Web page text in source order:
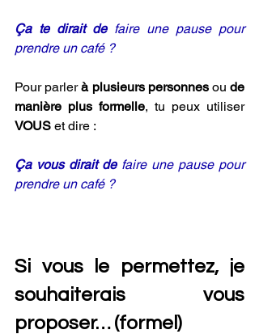
Ça te dirait de faire une pause pour
prendre un café ?
Pour parler à plusieurs personnes ou de
manière plus formelle
, tu peux utiliser
VOUS et dire :
Ça vous dirait de faire une pause pour
prendre un café ?
Si vous le permettez, je
souhaiterais vous
proposer… (formel)